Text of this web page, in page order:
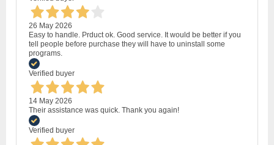
26 May 2026
Easy to handle. Prduct ok. Good service. It would be better if you
tell people before purchase they will have to uninstall some
programs.
Verified buyer
14 May 2026
Their assistance was quick. Thank you again!
Verified buyer